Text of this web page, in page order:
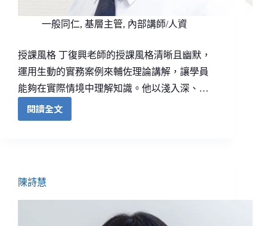
一般同仁, 基層主管, 內部講師/人資
授課風格 丁復興老師的授課風格清晰且幽默，
運用生動的實務案例來輔佐理論講解，讓學員
能夠在實際情境中理解知識。他以淺入深、…
閱讀全文
陳詩慧